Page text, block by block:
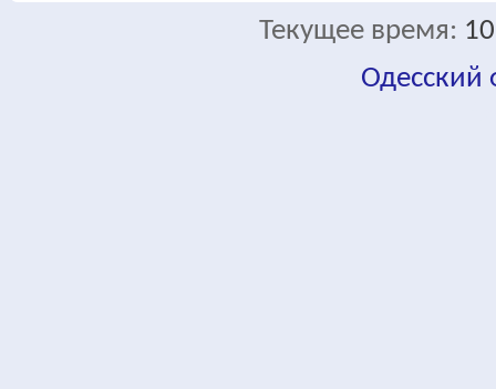
Текущее время:
Одесский